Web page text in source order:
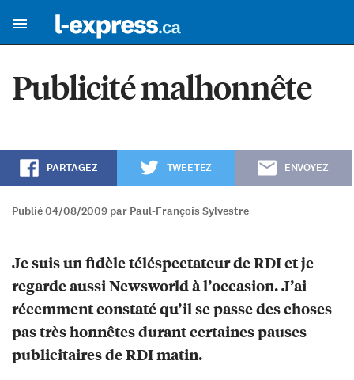
Publicité malhonnête
PARTAGEZ TWEETEZ ENVOYEZ
Publié 04/08/2009 par Paul-François Sylvestre
Je suis un fidèle téléspectateur de RDI et je
regarde aussi Newsworld à l’occasion. J’ai
récemment constaté qu’il se passe des choses
pas très honnêtes durant certaines pauses
publicitaires de RDI matin.